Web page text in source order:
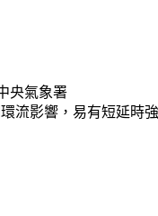
央氣象署
流影響，易有短延時